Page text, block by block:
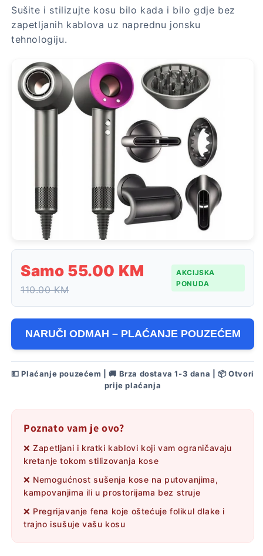
Sušite i stilizujte kosu bilo kada i bilo gdje bez
zapetljanih kablova uz naprednu jonsku
tehnologiju.
Samo 55.00 KM
110.00 KM
AKCIJSKA
PONUDA
NARUČI ODMAH – PLAĆANJE POUZEĆEM
💵 Plaćanje pouzećem | 🚚 Brza dostava 1-3 dana | 📦 Otvori
prije plaćanja
Poznato vam je ovo?
❌ Zapetljani i kratki kablovi koji vam ograničavaju
kretanje tokom stilizovanja kose
❌ Nemogućnost sušenja kose na putovanjima,
kampovanjima ili u prostorijama bez struje
❌ Pregrijavanje fena koje oštećuje folikul dlake i
trajno isušuje vašu kosu